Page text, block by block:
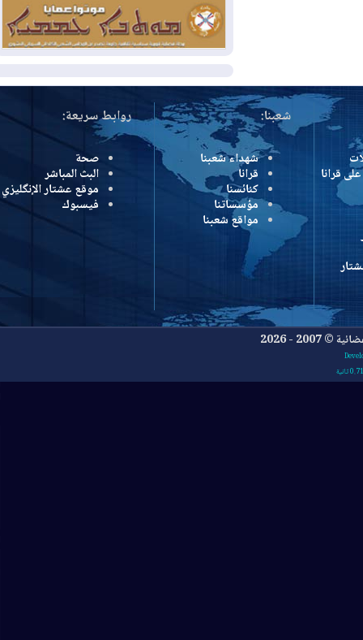
2026-08-01
النفط: اتفاقية ثلاثية لاستئناف
التصدير عبر جيهان بطاقة 750 ألف برميل
يومياً
المزيد
شعبنا:
شهداء شعبنا
قرانا
كنائسنا
مؤسساتنا
مواقع شعبنا
روابط سريعة:
صحة
البث المباشر
موقع عشتار الإنگليزي
فيسبوك
2026